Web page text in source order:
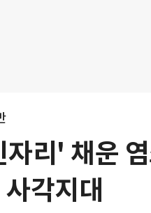
자리' 채운
각지대